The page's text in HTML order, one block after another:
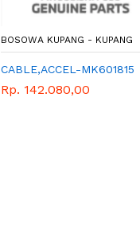
BOSOWA KUPANG - KUPANG
CABLE,ACCEL-MK601815
Rp. 142.080,00